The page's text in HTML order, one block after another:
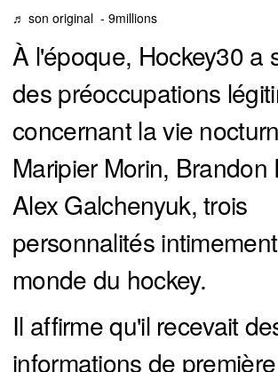
♬ son original - 9millions
À l'époque, Hockey30 a
des préoccupations
concernant la vie
Maripier Morin, Brandon
Alex Galchenyuk, trois
personnalités
monde du hockey.
Il affirme qu'il recevait
informations de